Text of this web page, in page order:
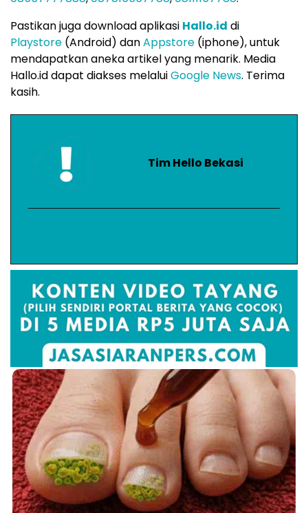
Pastikan juga download aplikasi Hallo.id di
Playstore (Android) danAppstore (iphone), untuk
mendapatkan aneka artikel yang menarik. Media
Hallo.id dapat diakses melaluiGoogle News. Terima
kasih.
Tim Hello Bekasi